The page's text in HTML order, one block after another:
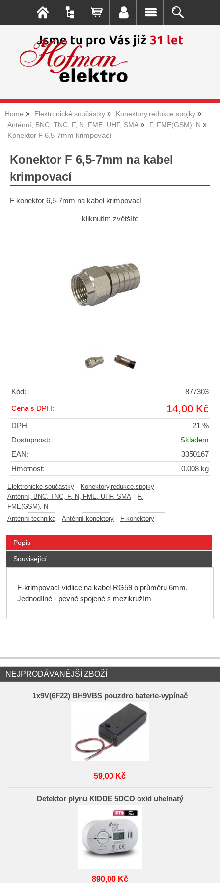
Home Elektronické součástky
Konektory,redukce,spojky
Anténní, BNC, TNC, F, N, FME, UHF, SMA
F, FME(GSM), N
Konektor F 6,5-7mm krimpovací
Konektor F 6,5-7mm na kabel
krimpovací
F konektor 6,5-7mm na kabel krimpovací
kliknutím zvětšíte
Kód: 877303
Cena s DPH: 14,00 Kč
DPH:
21 %
Dostupnost:
Skladem
EAN:
3350167
Hmotnost:
0.008 kg
Elektronické součástky - Konektory,redukce,spojky -
Anténní, BNC, TNC, F, N, FME, UHF, SMA - F,
FME(GSM), N
Anténní technika- Anténní konektory - F konektory
Popis
Související
F-krimpovací vidlice na kabel RG59 o průměru 6mm.
Jednodílné - pevně spojené s mezikružím
NEJPRODÁVANĚJŠÍ ZBOŽÍ
1x9V(6F22) BH9VBS pouzdro baterie-vypínač
59,00 Kč
Detektor plynu KIDDE 5DCO oxid uhelnatý
890,00 Kč